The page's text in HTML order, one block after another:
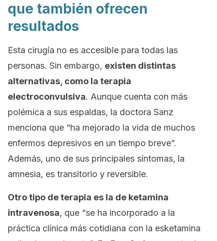
que también ofrecen
resultados
Esta cirugía no es accesible para todas las
personas. Sin embargo, existen distintas
alternativas, como la terapia
electroconvulsiva. Aunque cuenta con más
polémica a sus espaldas, la doctora Sanz
menciona que “ha mejorado la vida de muchos
enfermos depresivos en un tiempo breve”.
Además, uno de sus principales síntomas, la
amnesia, es transitorio y reversible.
Otro tipo de terapia es la de ketamina
intravenosa, que “se ha incorporado a la
práctica clínica más cotidiana con la esketamina